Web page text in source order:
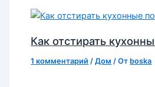
Как отстирать
1 комментарий /Дом / От boska